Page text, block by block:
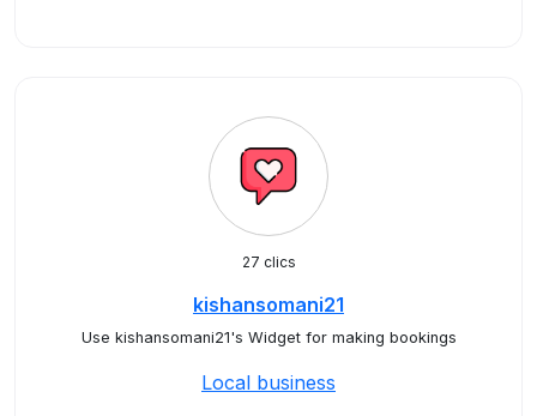
27 clics
kishansomani21
Use kishansomani21's Widget for making bookings
Local business